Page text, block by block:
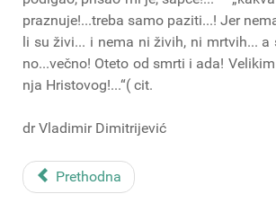
pra­znu­je!...tre­ba samo pazi­ti...! Jer
li su živi... i nema ni živih, ni mrtvih...
no...več­no! Ote­to od smr­ti i ada!
nja Hri­sto­vog!...“( cit.
dr Vladimir Dimitrijević
Prethodna